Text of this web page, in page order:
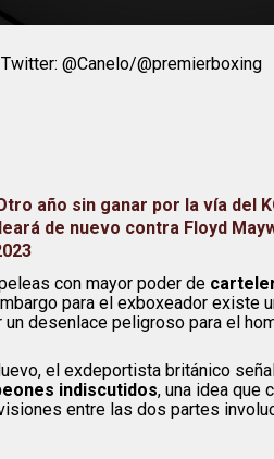
@Canelo/@premierboxing
año sin ganar por la vía del
de nuevo contra Floyd
con mayor poder de
para el exboxeador existe
desenlace peligroso para el
el exdeportista británico
indiscutidos, una idea que
entre las dos partes